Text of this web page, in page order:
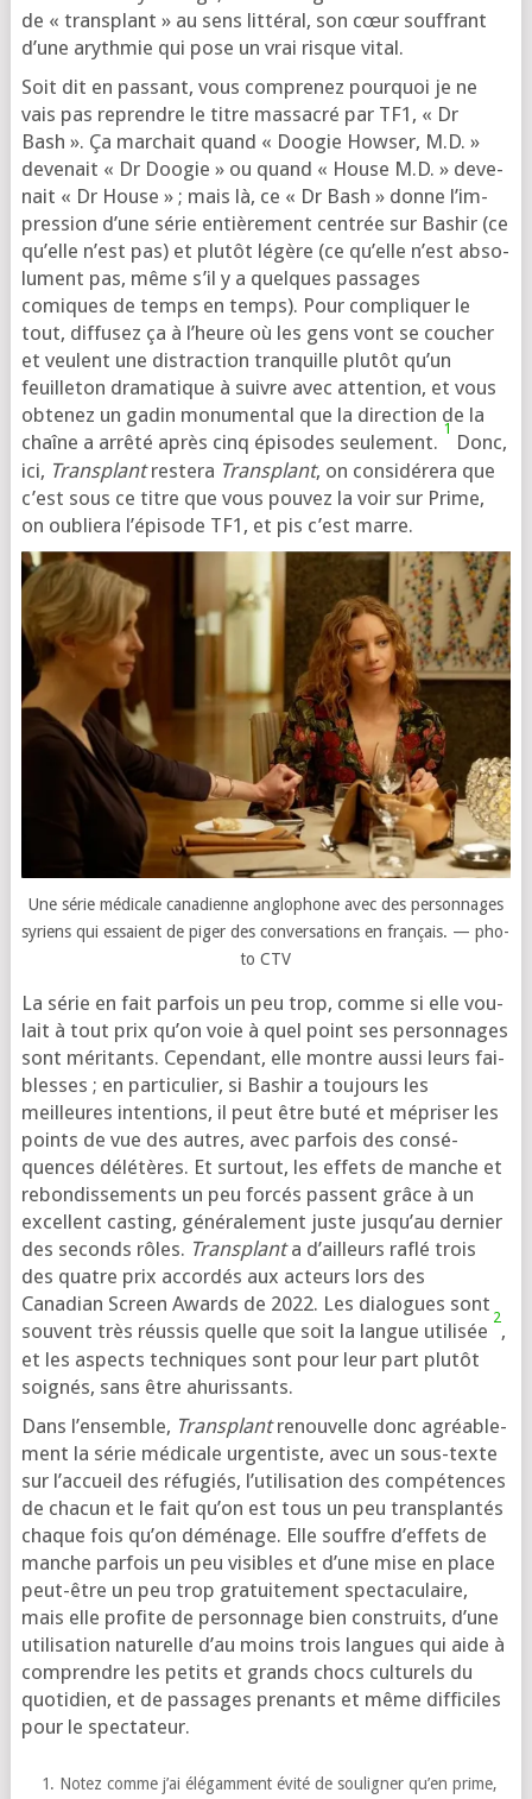
de « trans­plant » au sens lit­té­ral, son cœur souf­frant
d’une aryth­mie qui pose un vrai risque vital.
Soit dit en pas­sant, vous com­pre­nez pour­quoi je ne
vais pas reprendre le titre mas­sa­cré par TF1, « Dr
Bash ». Ça mar­chait quand « Doogie Howser, M.D. »
deve­nait « Dr Doogie » ou quand « House M.D. » deve­
nait « Dr House » ; mais là, ce « Dr Bash » donne l’im­
pres­sion d’une série entiè­re­ment cen­trée sur Bashir (ce
qu’elle n’est pas) et plu­tôt légère (ce qu’elle n’est abso­
lu­ment pas, même s’il y a quelques pas­sages
comiques de temps en temps). Pour com­pli­quer le
tout, dif­fu­sez ça à l’heure où les gens vont se cou­cher
et veulent une dis­trac­tion tran­quille plu­tôt qu’un
feuille­ton dra­ma­tique à suivre avec atten­tion, et vous
obte­nez un gadin monu­men­tal que la direc­tion de la
chaîne a arrê­té après cinq épi­sodes seule­ment.
1
Donc,
ici, Transplantres­te­ra Transplant, on consi­dé­re­ra que
c’est sous ce titre que vous pou­vez la voir sur Prime,
on oublie­ra l’é­pi­sode TF1, et pis c’est marre.
Une série médi­cale cana­dienne anglo­phone avec des per­son­nages
syriens qui essaient de piger des conver­sa­tions en fran­çais. — pho­
to CTV
La série en fait par­fois un peu trop, comme si elle vou­
lait à tout prix qu’on voie à quel point ses per­son­nages
sont méri­tants. Cependant, elle montre aus­si leurs fai­
blesses ; en par­ti­cu­lier, si Bashir a tou­jours les
meilleures inten­tions, il peut être buté et mépri­ser les
points de vue des autres, avec par­fois des consé­
quences délé­tères. Et sur­tout, les effets de manche et
rebon­dis­se­ments un peu for­cés passent grâce à un
excellent cas­ting, géné­ra­le­ment juste jus­qu’au der­nier
des seconds rôles. Transplanta d’ailleurs raflé trois
des quatre prix accor­dés aux acteurs lors des
Canadian Screen Awards de 2022. Les dia­logues sont
sou­vent très réus­sis quelle que soit la langue uti­li­sée
2
,
et les aspects tech­niques sont pour leur part plu­tôt
soi­gnés, sans être ahurissants.
Dans l’en­semble, Transplantrenou­velle donc agréa­ble­
ment la série médi­cale urgen­tiste, avec un sous-texte
sur l’ac­cueil des réfu­giés, l’u­ti­li­sa­tion des com­pé­tences
de cha­cun et le fait qu’on est tous un peu trans­plan­tés
chaque fois qu’on démé­nage. Elle souffre d’ef­fets de
manche par­fois un peu visibles et d’une mise en place
peut-être un peu trop gra­tui­te­ment spec­ta­cu­laire,
mais elle pro­fite de per­son­nage bien construits, d’une
uti­li­sa­tion natu­relle d’au moins trois langues qui aide à
com­prendre les petits et grands chocs cultu­rels du
quo­ti­dien, et de pas­sages pre­nants et même dif­fi­ciles
pour le spectateur.
Notez comme j’ai élé­gam­ment évi­té de sou­li­gner qu’en prime,